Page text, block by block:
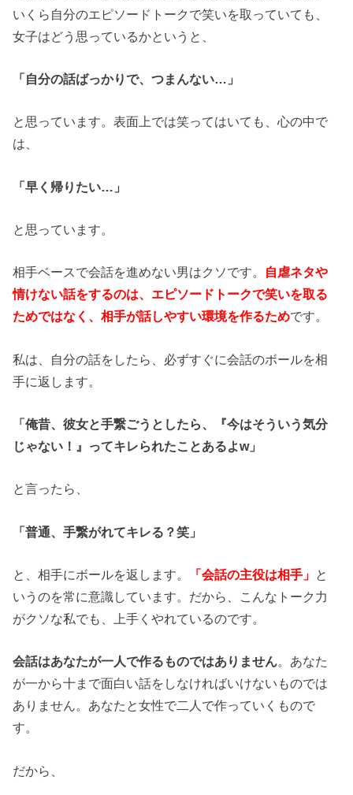
いくら自分のエピソードトークで笑いを取っていても、
女子はどう思っているかというと、
「自分の話ばっかりで、つまんない…」
と思っています。表面上では笑ってはいても、心の中で
は、
「早く帰りたい…」
と思っています。
相手ベースで会話を進めない男はクソです。 自虐ネタや
情けない話をするのは、エピソードトークで笑いを取る
ためではなく、相手が話しやすい環境を作るためです。
私は、自分の話をしたら、必ずすぐに会話のボールを相
手に返します。
「俺昔、彼女と手繋ごうとしたら、『今はそういう気分
じゃない！』ってキレられたことあるよw」
と言ったら、
「普通、手繋がれてキレる？笑」
と、相手にボールを返します。 「会話の主役は相手」 と
いうのを常に意識しています。だから、こんなトーク力
がクソな私でも、上手くやれているのです。
会話はあなたが一人で作るものではありません。あなた
が一から十まで面白い話をしなければいけないものでは
ありません。あなたと女性で二人で作っていくもので
す。
だから、